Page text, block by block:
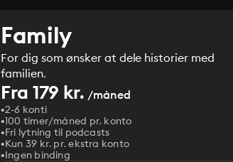
Family
For dig som ønsker at dele historier med
familien.
Fra 179 kr. /måned
2-6 konti
100 timer/måned pr. konto
Fri lytning til podcasts
Kun 39 kr. pr. ekstra konto
Ingen binding